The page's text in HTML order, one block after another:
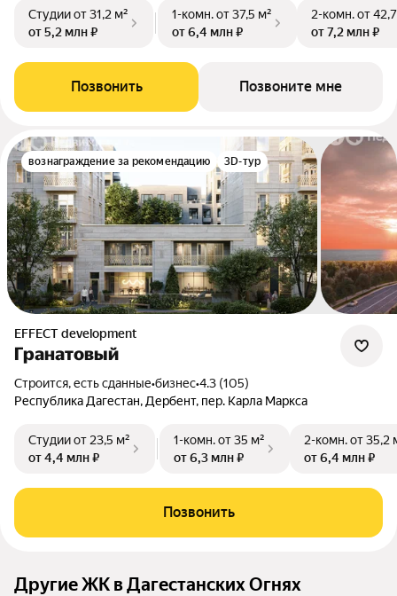
Студииот 31,2 м²
от 5,2 млн ₽
1-комн.от 37,5 м²
от 6,4 млн ₽
2-комн.от
от 7,2 млн ₽
Позвонить Позвоните мне
вознаграждение за рекомендацию 3D-тур
EFFECT development
Гранатовый
Строится, есть сданные•бизнес•4.3 (105)
Республика Дагестан, Дербент, пер. Карла Маркса
Студииот 23,5 м²
от 4,4 млн ₽
1-комн.от 35 м²
от 6,3 млн ₽
2-комн.от 35,2
от 6,4 млн ₽
Позвонить
Другие ЖК в Дагестанских Огнях